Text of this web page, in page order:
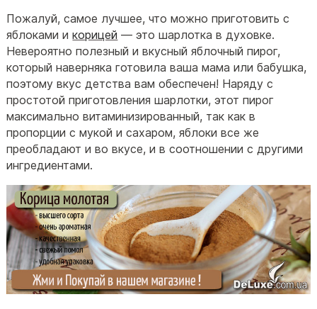
Пожалуй, самое лучшее, что можно приготовить с
яблоками икорицей — это шарлотка в духовке.
Невероятно полезный и вкусный яблочный пирог,
который наверняка готовила ваша мама или бабушка,
поэтому вкус детства вам обеспечен! Наряду с
простотой приготовления шарлотки, этот пирог
максимально витаминизированный, так как в
пропорции с мукой и сахаром, яблоки все же
преобладают и во вкусе, и в соотношении с другими
ингредиентами.